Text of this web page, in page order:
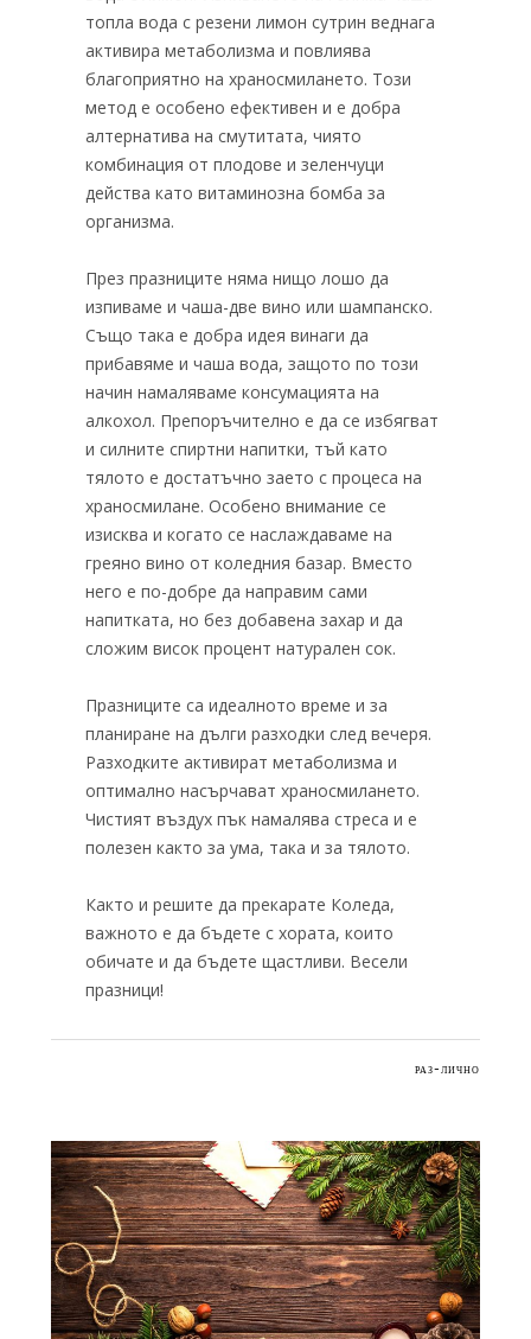
топла вода с резени лимон сутрин веднага
активира метаболизма и повлиява
благоприятно на храносмилането. Този
метод е особено ефективен и е добра
алтернатива на смутитата, чиято
комбинация от плодове и зеленчуци
действа като витаминозна бомба за
организма.
През празниците няма нищо лошо да
изпиваме и чаша-две вино или шампанско.
Също така е добра идея винаги да
прибавяме и чаша вода, защото по този
начин намаляваме консумацията на
алкохол. Препоръчително е да се избягват
и силните спиртни напитки, тъй като
тялото е достатъчно заето с процеса на
храносмилане. Особено внимание се
изисква и когато се наслаждаваме на
греяно вино от коледния базар. Вместо
него е по-добре да направим сами
напитката, но без добавена захар и да
сложим висок процент натурален сок.
Празниците са идеалното време и за
планиране на дълги разходки след вечеря.
Разходките активират метаболизма и
оптимално насърчават храносмилането.
Чистият въздух пък намалява стреса и е
полезен както за ума, така и за тялото.
Както и решите да прекарате Коледа,
важното е да бъдете с хората, които
обичате и да бъдете щастливи. Весели
празници!
РАЗ-ЛИЧНО